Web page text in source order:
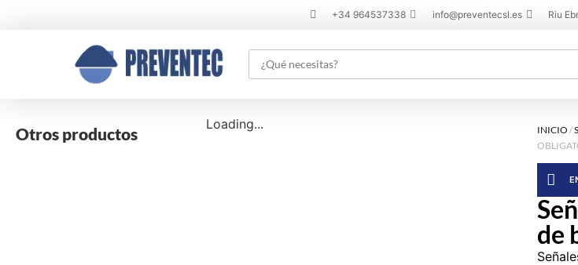
+34 964537338 info@preventecsl.es Riu
Otros productos Loading... INICIO /
de